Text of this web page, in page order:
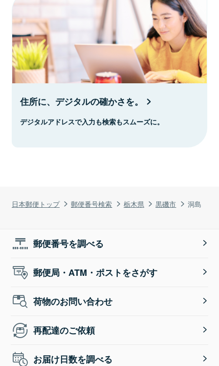
日本郵便トップ 郵便番号検索 栃木県 黒磯市 洞島
住所に、デジタルの確かさを。
デジタルアドレスで入力も検索もスムーズに。
郵便番号を調べる
郵便局・ATM・ポストをさがす
荷物のお問い合わせ
再配達のご依頼
お届け日数を調べる